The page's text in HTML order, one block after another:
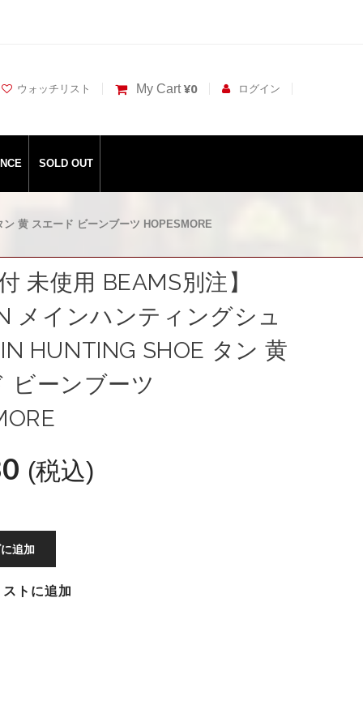
ウォッチリスト My Cart ¥0 ログイン
SOLD OUT
黄 スエード ビーンブーツ HOPESMORE
未使用 BEAMS別注】
メインハンティングシュ
HUNTING SHOE タン 黄
ビーンブーツ
(税込)
追加
トに追加